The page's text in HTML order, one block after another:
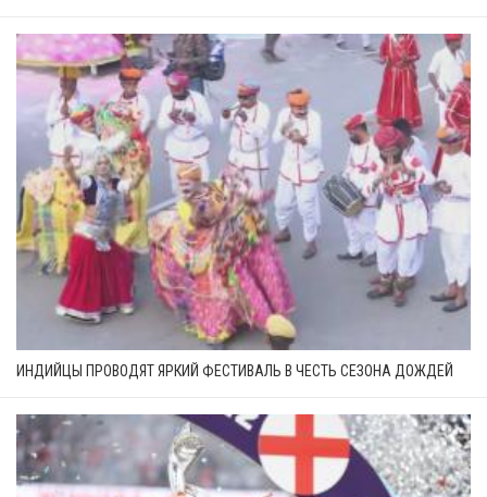
ИНДИЙЦЫ ПРОВОДЯТ ЯРКИЙ ФЕСТИВАЛЬ В ЧЕСТЬ СЕЗОНА ДОЖДЕЙ